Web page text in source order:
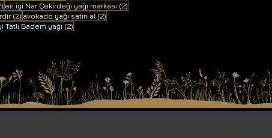
2 yazı
en iyi Nar Çekirdeği yağı markası (2)
(2) 2 yazı
avokado yağı satın al (2)
Tatlı Badem yağı (2)